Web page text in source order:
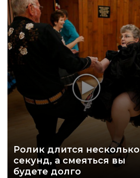
Ролик длится несколько
секунд, а смеяться вы
будете долго